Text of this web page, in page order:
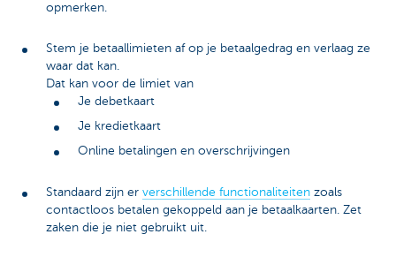
opmerken.
Stem je betaallimieten af op je betaalgedrag en verlaag ze
waar dat kan.
Dat kan voor de limiet van
Je debetkaart
Je kredietkaart
Online betalingen en overschrijvingen
Standaard zijn er verschillende functionaliteiten zoals
contactloos betalen gekoppeld aan je betaalkaarten. Zet
zaken die je niet gebruikt uit.